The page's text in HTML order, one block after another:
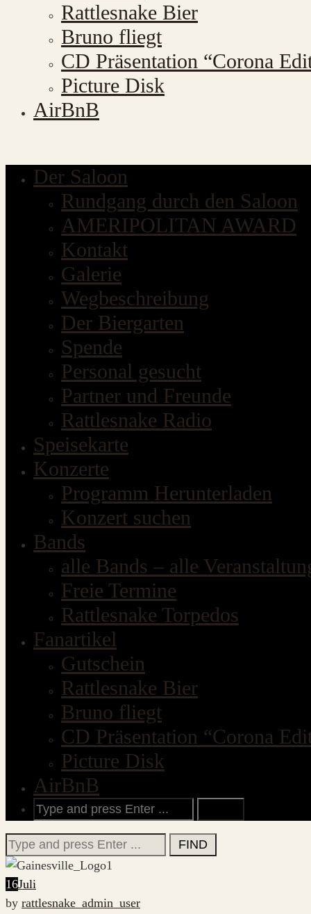
Rattlesnake Bier
Bruno fliegt
CD Präsentation “Corona
Picture Disk
AirBnB
Der Saloon
Rundgang durch den Saloon
AMERIPOLITAN AWARD
Kontakt
Galerie
Wegbeschreibung
Der Biergarten
Spende
Personal gesucht
Partner und Freunde
Rattlesnake Radio
Speisekarte
Konzerte
Programm Herunterladen
Konzert suchen
Bands
alle Bands – alle
Freie Termine
Rattlesnake Torpedos
Fanartikel
Gutschein
Rattlesnake Bier
Bruno fliegt
CD Präsentation “Corona
Picture Disk
AirBnB
Search
for:
Search
for:
16Juli
by rattlesnake_admin_user